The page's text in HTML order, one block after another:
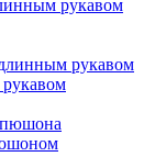
рукавом
рукавом